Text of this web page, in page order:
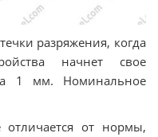
разряжения, когда
начнет свое
1 мм. Номинальное
от нормы,